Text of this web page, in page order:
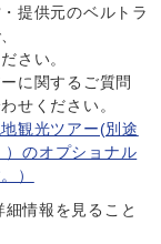
提供元のベルトラ
さい。
に関するご質問
せください。
観光ツアー(別途
のオプショナル
）
情報を見ること